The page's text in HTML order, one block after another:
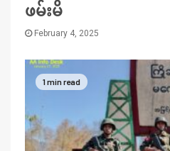
ဖမ်းမိ
February 4, 2025
1 min read